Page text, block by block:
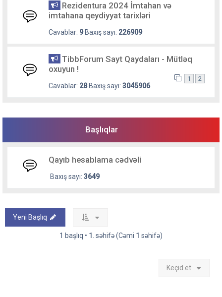
Rezidentura 2024 İmtahan və
imtahana qeydiyyat tarixləri
Cavablar: 9Baxış sayı: 226909
TibbForum Sayt Qaydaları - Mütləq
oxuyun !
Cavablar: 28Baxış sayı: 3045906
1 2
Başlıqlar
Qayıb hesablama cədvəli
Baxış sayı: 3649
Yeni Başlıq
1 başlıq • 1 . səhifə (Cəmi 1 səhifə)
Keçid et